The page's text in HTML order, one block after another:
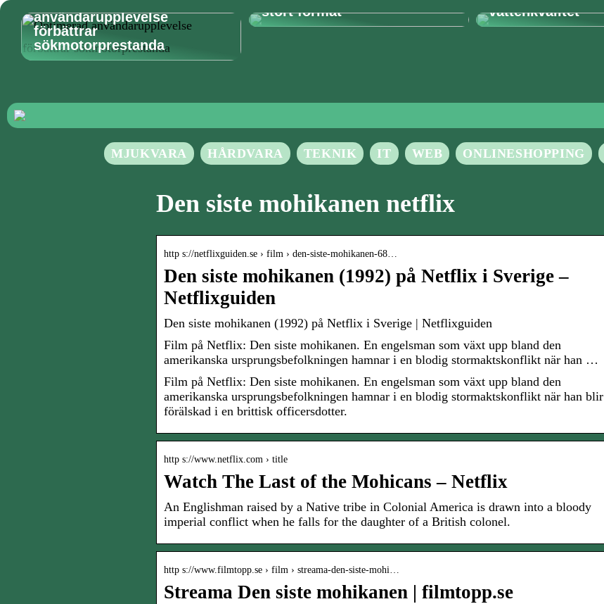
användarupplevelse
förbättrar
sökmotorprestanda
stort format
vattenkvalitet
MJUKVARA HÅRDVARA TEKNIK IT WEB ONLINESHOPPING
Den siste mohikanen netflix
http s://netflixguiden.se › film › den-siste-mohikanen-68…
Den siste mohikanen (1992) på Netflix i Sverige –
Netflixguiden
Den siste mohikanen (1992) på Netflix i Sverige | Netflixguiden
Film på Netflix: Den siste mohikanen. En engelsman som växt upp bland den
amerikanska ursprungsbefolkningen hamnar i en blodig stormaktskonflikt när han …
Film på Netflix: Den siste mohikanen. En engelsman som växt upp bland den
amerikanska ursprungsbefolkningen hamnar i en blodig stormaktskonflikt när han blir
förälskad i en brittisk officersdotter.
http s://www.netflix.com › title
Watch The Last of the Mohicans – Netflix
An Englishman raised by a Native tribe in Colonial America is drawn into a bloody
imperial conflict when he falls for the daughter of a British colonel.
http s://www.filmtopp.se › film › streama-den-siste-mohi…
Streama Den siste mohikanen | filmtopp.se